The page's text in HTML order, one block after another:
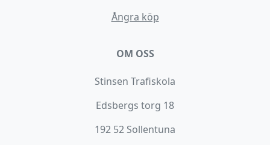
Ångra köp
OM OSS
Stinsen Trafiskola
Edsbergs torg 18
192 52 Sollentuna